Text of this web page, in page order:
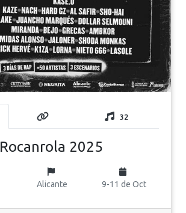
32
Rocanrola 2025
Alicante 9-11 de Oct